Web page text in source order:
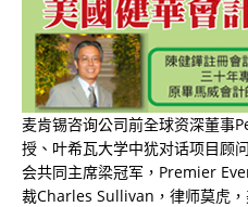
麦肯锡咨询公司前全球资深董事
授、叶希瓦大学中犹对话项目顾
会共同主席梁冠军， Premier
裁Charles Sullivan ，律师莫虎